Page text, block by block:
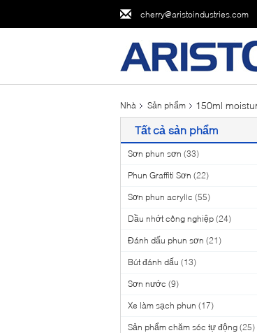
cherry@aristoindustries.com
Nhà Sản phẩm 150ml
Tất cả sản phẩm
Sơn phun sơn (33)
Phun Graffiti Sơn (22)
Sơn phun acrylic (55)
Dầu nhớt công nghiệp (24)
Đánh dấu phun sơn (21)
Bút đánh dấu (13)
Sơn nước (9)
Xe làm sạch phun (17)
Sản phẩm chăm sóc tự động (25)